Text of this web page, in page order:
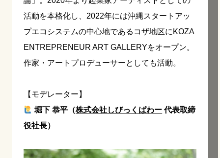
活動を本格化し、2022年には沖縄スタートアッ
プエコシステムの中心地であるコザ地区にKOZA
ENTREPRENEUR ART GALLERYをオープン。
作家・アートプロデューサーとしても活動。
【モデレーター】
堀下 恭平（株式会社しびっくぱわー代表取締
役社長）